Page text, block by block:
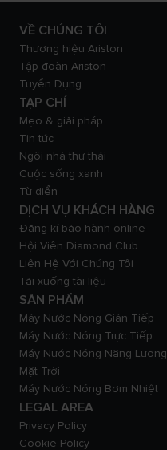
VỀ CHÚNG TÔI
Thương hiệu Ariston
Tập đoàn Ariston
Tuyển Dụng
TẠP CHÍ
Mẹo & giải pháp
Tin tức
Ngôi nhà thư thái
Cuộc sống xanh
Từ điển
DỊCH VỤ KHÁCH HÀNG
Đăng kí bảo hành online
Hội Viên Diamond Club
Liên Hệ Với Chúng Tôi
Tải xuống tài liệu
SẢN PHẨM
Máy Nước Nóng Gián Tiếp
Máy Nước Nóng Trực Tiếp
Máy Nước Nóng Năng Lượng
Mặt Trời
Máy Nước Nóng Bơm Nhiệt
LEGAL AREA
Privacy Policy
Cookie Policy